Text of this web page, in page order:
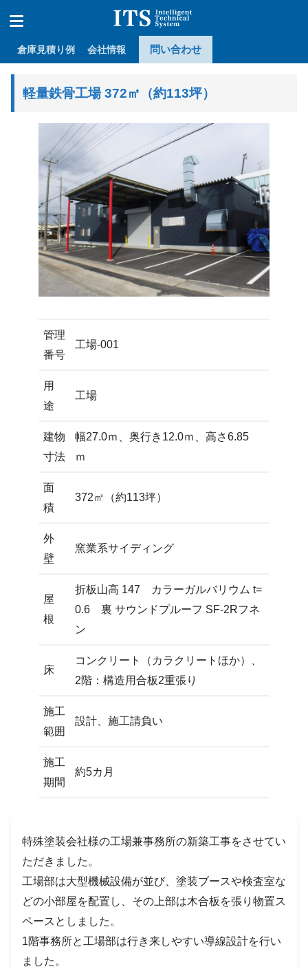
倉庫見積り例 会社情報 問い合わせ
軽量鉄骨工場 372㎡（約113坪）
管理
番号
工場-001
用
途
工場
建物
寸法
幅27.0ｍ、奥行き12.0ｍ、高さ6.85
ｍ
面
積
372㎡（約113坪）
外
壁
窯業系サイディング
屋
根
折板山高 147 カラーガルバリウム t=
0.6 裏 サウンドプルーフ SF-2Rフネ
ン
床
コンクリート（カラクリートほか）、
2階：構造用合板2重張り
施工
範囲
設計、施工請負い
施工
期間
約5カ月
特殊塗装会社様の工場兼事務所の新築工事をさせてい
ただきました。
工場部は大型機械設備が並び、塗装ブースや検査室な
どの小部屋を配置し、その上部は木合板を張り物置ス
ペースとしました。
1階事務所と工場部は行き来しやすい導線設計を行い
ました。